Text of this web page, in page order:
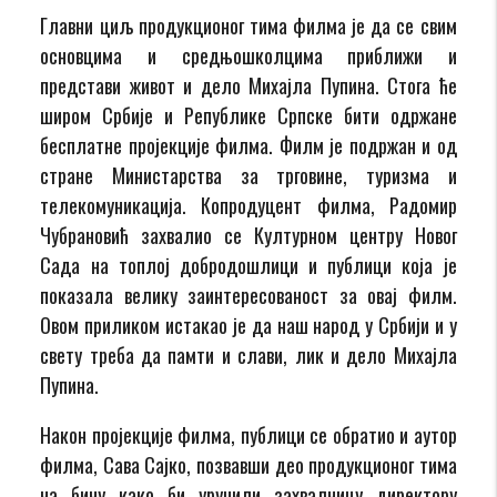
Главни циљ продукционог тима филма је да се свим
основцима и средњошколцима приближи и
представи живот и дело Михајла Пупина. Стога ће
широм Србије и Републике Српске бити одржане
бесплатне пројекције филма. Филм је подржан и од
стране Министарства за трговине, туризма и
телекомуникација. Копродуцент филма, Радомир
Чубрановић захвалио се Културном центру Новог
Сада на топлој добродошлици и публици која је
показала велику заинтересованост за овај филм.
Овом приликом истакао је да наш народ у Србији и у
свету треба да памти и слави, лик и дело Михајла
Пупина.
Након пројекције филма, публици се обратио и аутор
филма, Сава Сајко, позвавши део продукционог тима